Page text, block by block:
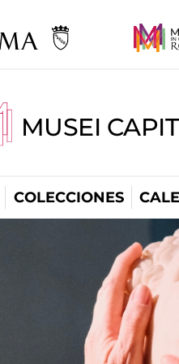
MUSEI
COLECCIONES